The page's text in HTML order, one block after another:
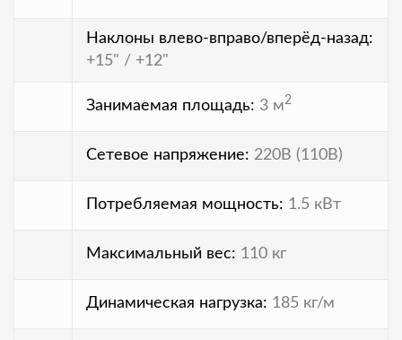
Наклоны влево-вправо/вперёд-назад:
+15" / +12"
Занимаемая площадь: 3 м2
Сетевое напряжение: 220В (110В)
Потребляемая мощность: 1.5 кВт
Максимальный вес: 110 кг
Динамическая нагрузка: 185 кг/м